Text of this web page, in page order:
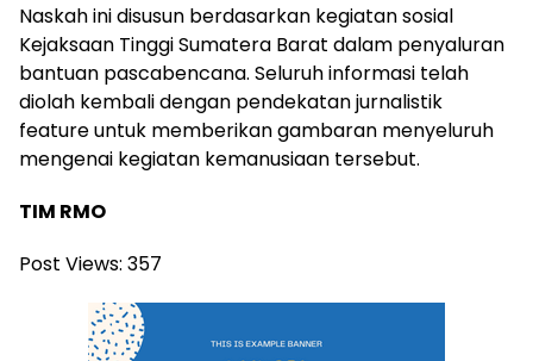
Naskah ini disusun berdasarkan kegiatan sosial
Kejaksaan Tinggi Sumatera Barat dalam penyaluran
bantuan pascabencana. Seluruh informasi telah
diolah kembali dengan pendekatan jurnalistik
feature untuk memberikan gambaran menyeluruh
mengenai kegiatan kemanusiaan tersebut.
TIM RMO
Post Views: 357